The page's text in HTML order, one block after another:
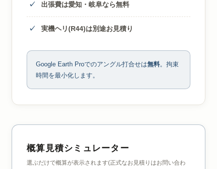
出張費は愛知・岐阜なら無料
実機ヘリ(R44)は別途お見積り
Google Earth Proでのアングル打合せは無料。拘束
時間を最小化します。
概算見積シミュレーター
選ぶだけで概算が表示されます(正式なお見積りはお問い合わ